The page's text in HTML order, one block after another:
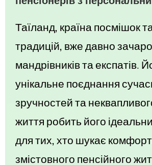
Таїланд, країна посмішок
традицій, вже давно
мандрівників та експатів.
унікальне поєднання
зручностей та
життя робить його
для тих, хто шукає
змістовного пенсійного